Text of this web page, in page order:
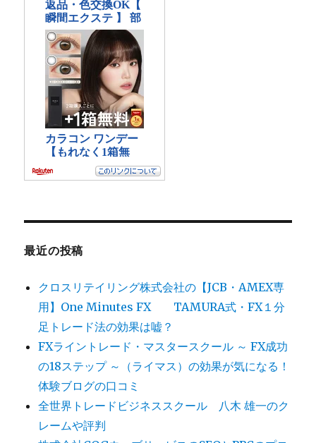
最近の投稿
クロスリテイリング株式会社の【JCB・AMEX専
用】One Minutes FX TAMURA式・FX１分
足トレード法の効果は嘘？
FXライントレード・マスタースクール ～ FX成功
の18ステップ ～（ライマス）の効果が気になる！
体験ブログの口コミ
全世界トレードビジネススクール 八木 雄一のク
レームや評判